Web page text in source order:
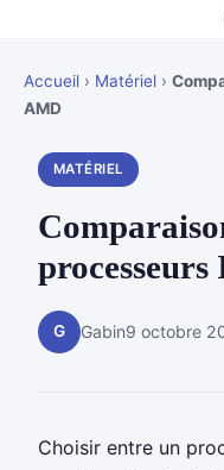
Accueil › Matériel ›
AMD
MATÉRIEL
G Gabin9 octobre
Choisir entre un